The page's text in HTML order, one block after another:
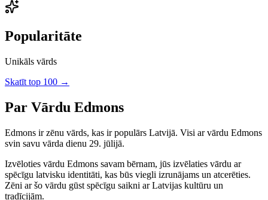
Popularitāte
Unikāls vārds
Skatīt top 100 →
Par Vārdu Edmons
Edmons irzēnu vārds, kas ir populārs Latvijā. Visi ar vārdu Edmons
svin savu vārda dienu 29. jūlijā.
Izvēloties vārdu Edmons savam bērnam, jūs izvēlaties vārdu ar
spēcīgu latvisku identitāti, kas būs viegli izrunājams un atcerēties.
Zēni ar šo vārdu gūst spēcīgu saikni ar Latvijas kultūru un
tradīcijām.